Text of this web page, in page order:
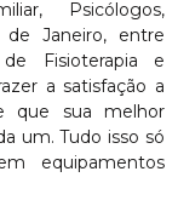
Psicólogos,
de Janeiro, entre
Fisioterapia e
a satisfação a
que sua melhor
um. Tudo isso só
equipamentos